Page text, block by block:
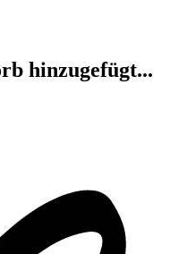
hinzugefügt...